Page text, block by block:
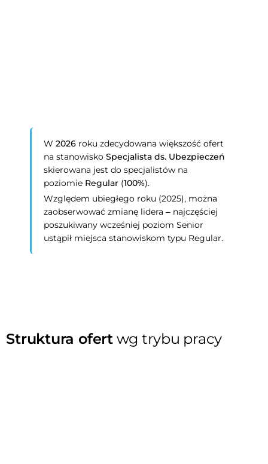
W2026 roku zdecydowana większość ofert
na stanowiskoSpecjalista ds. Ubezpieczeń
skierowana jest do specjalistów na
poziomie Regular (100%).
Względem ubiegłego roku (2025), można
zaobserwować zmianę lidera – najczęściej
poszukiwany wcześniej poziom Senior
ustąpił miejsca stanowiskom typu Regular.
Struktura ofertwg trybu pracy